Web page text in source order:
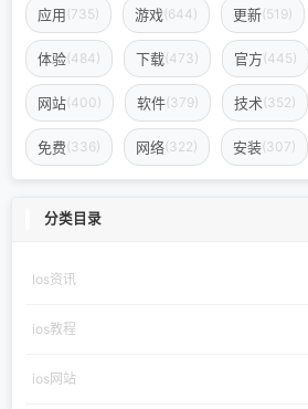
应用(735) 游戏(644) 更新(519)
体验(484) 下载(473) 官方(445)
网站(400) 软件(379) 技术(352)
免费(336) 网络(322) 安装(307)
分类目录
Ios资讯
ios教程
ios网站